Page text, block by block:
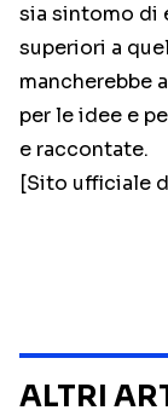
sia sintomo di
superiori a
mancherebbe
per le idee e
e raccontate.
[Sito ufficiale
ALTRI